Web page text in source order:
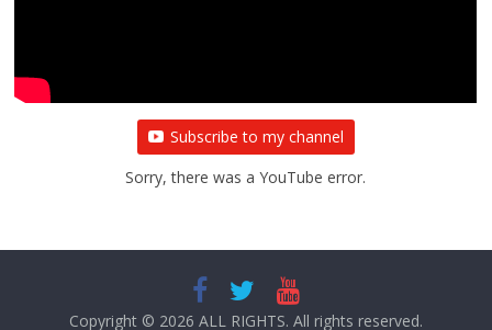
Subscribe to my channel
Sorry, there was a YouTube error.
Copyright © 2026 ALL RIGHTS. All rights reserved.